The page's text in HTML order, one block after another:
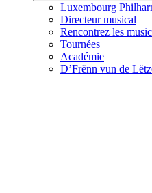
Luxembourg
Directeur musical
Rencontrez les
Tournées
Académie
D’Frënn vun de